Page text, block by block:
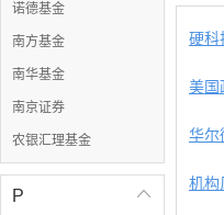
诺德基金
南方基金
南华基金
南京证券
农银汇理基金

P
硬科
美国
华尔
机构